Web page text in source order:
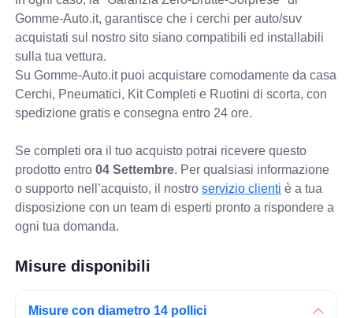
Gomme-Auto.it, garantisce che i cerchi per auto/suv
acquistati sul nostro sito siano compatibili ed installabili
sulla tua vettura.
Su Gomme-Auto.it puoi acquistare comodamente da casa
Cerchi, Pneumatici, Kit Completi e Ruotini di scorta, con
spedizione gratis e consegna entro 24 ore.
Se completi ora il tuo acquisto potrai ricevere questo
prodotto entro04 Settembre. Per qualsiasi informazione
o supporto nell’acquisto, il nostroservizio clienti è a tua
disposizione con un team di esperti pronto a rispondere a
ogni tua domanda.
Misure disponibili
Misure con diametro 14 pollici